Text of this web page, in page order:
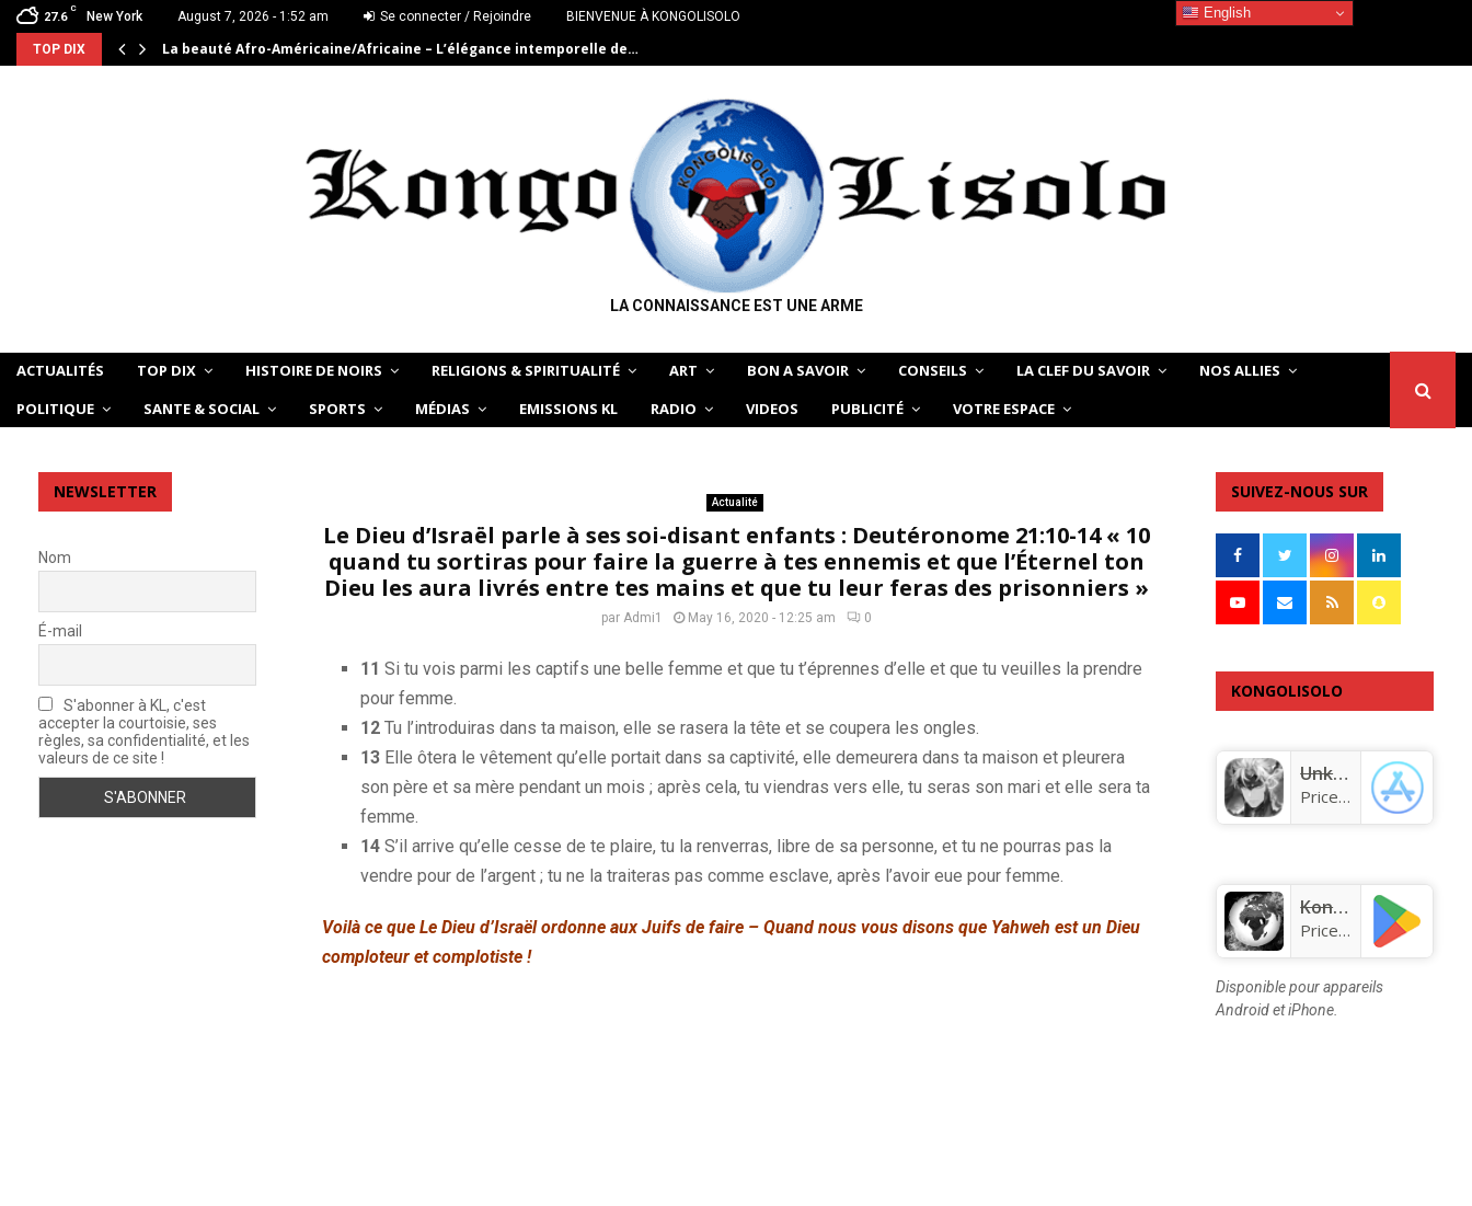
27.6
C
New York August 7, 2026 - 1:52 am Se connecter / Rejoindre BIENVENUE À KONGOLISOLO
TOP DIX La beauté Afro-Américaine/Africaine – L’élégance intemporelle de…
LA CONNAISSANCE EST UNE ARME
ACTUALITÉS TOP DIX HISTOIRE DE NOIRS RELIGIONS & SPIRITUALITÉ ART BON A SAVOIR CONSEILS LA CLEF DU SAVOIR
NOS ALLIES
POLITIQUE
SANTE & SOCIAL SPORTS MÉDIAS EMISSIONS KL RADIO VIDEOS PUBLICITÉ VOTRE ESPACE
Actualité
Le Dieu d’Israël parle à ses soi-disant enfants : Deutéronome 21:10-14 « 10
quand tu sortiras pour faire la guerre à tes ennemis et que l’Éternel ton
Dieu les aura livrés entre tes mains et que tu leur feras des prisonniers »
par Admi1 May 16, 2020 - 12:25 am 0
11 Si tu vois parmi les captifs une belle femme et que tu t’éprennes d’elle et que tu veuilles la prendre
pour femme.
12 Tu l’introduiras dans ta maison, elle se rasera la tête et se coupera les ongles.
13 Elle ôtera le vêtement qu’elle portait dans sa captivité, elle demeurera dans ta maison et pleurera
son père et sa mère pendant un mois ; après cela, tu viendras vers elle, tu seras son mari et elle sera ta
femme.
14 S’il arrive qu’elle cesse de te plaire, tu la renverras, libre de sa personne, et tu ne pourras pas la
vendre pour de l’argent ; tu ne la traiteras pas comme esclave, après l’avoir eue pour femme.
Voilà ce que Le Dieu d’Israël ordonne aux Juifs de faire – Quand nous vous disons que Yahweh est un Dieu
comploteur etcomplotiste!
NEWSLETTER
Nom
É-mail
S'abonner à KL, c'est
accepter la courtoisie, ses
règles, sa confidentialité, et les
valeurs de ce site !
SUIVEZ-NOUS SUR
KONGOLISOLO
Unknown app
Price:Free
KongoLisolo
Price:Free
Disponible pour appareils
Android et iPhone.
English